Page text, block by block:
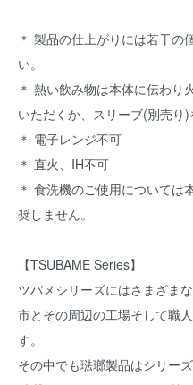
＊ 製品の仕上がりには若干の
い。
＊ 熱い飲み物は本体に伝わり
いただくか、スリーブ(別売り)
＊ 電子レンジ不可
＊ 直火、IH不可
＊ 食洗機のご使用については
奨しません。
【TSUBAME Series】
ツバメシリーズにはさまざま
市とその周辺の工場そして職
す。
その中でも琺瑯製品はシリー